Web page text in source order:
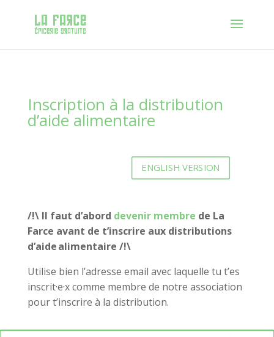
Inscription à la distribution
d’aide alimentaire
ENGLISH VERSION
/!\ Il faut d’abord devenir membre de La
Farce avant de t’inscrire aux distributions
d’aide alimentaire /!\
Utilise bien l’adresse email avec laquelle tu t’es
inscrit·e·x comme membre de notre association
pour t’inscrire à la distribution.